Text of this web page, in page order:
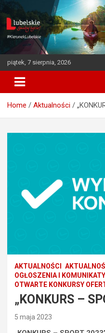
o
n
piątek, 7 sierpnia, 2026
Home Aktualności
AKTUALNOŚCI
OGŁOSZENIA I KOMUNIKATY
OTWARTE KONKURSY
„KONKURS –
5 maja 2023